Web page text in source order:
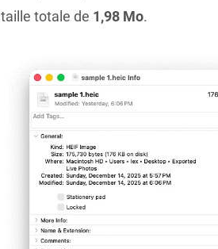
taille totale de 1,98 Mo.